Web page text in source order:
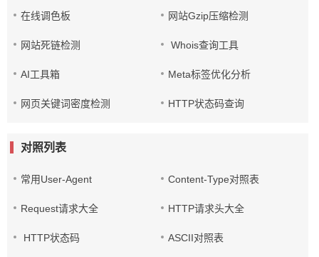
在线调色板 网站Gzip压缩检测
网站死链检测 Whois查询工具
AI工具箱 Meta标签优化分析
网页关键词密度检测 HTTP状态码查询
对照列表
常用User-Agent Content-Type对照表
Request请求大全 HTTP请求头大全
HTTP状态码 ASCII对照表